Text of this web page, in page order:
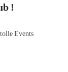
!
Events